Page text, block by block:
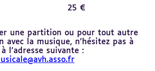
25 €
une partition ou pour tout autre
avec la musique, n’hésitez pas à
l’adresse suivante :